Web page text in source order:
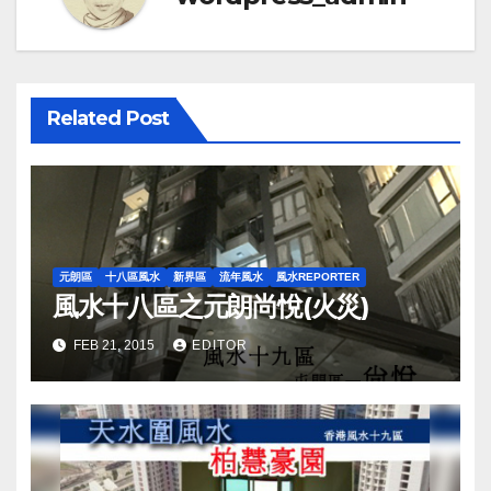
Related Post
元朗區 十八區風水 新界區 流年風水 風水REPORTER
風水十八區之元朗尚悅(火災)
FEB 21, 2015 EDITOR